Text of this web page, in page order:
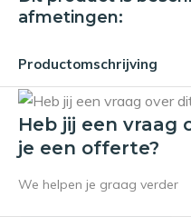
afmetingen:
Productomschrijving
Heb jij een
je een offerte?
We helpen je graag verder